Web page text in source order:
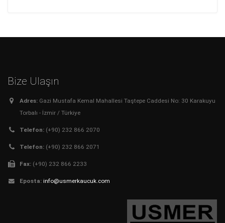
Bize Ulaşın
Adres: Gazi Mustafa Kemal Mahallesi Taştepe Caddesi No: 30 Karakuyu
Torbalı - İzmir / Türkiye
Telefon: (+90) 232 866 2070
Telefon: (+90) 232 866 2071
Fax: (+90) 232 866 2233
Eposta: info@usmerkaucuk.com